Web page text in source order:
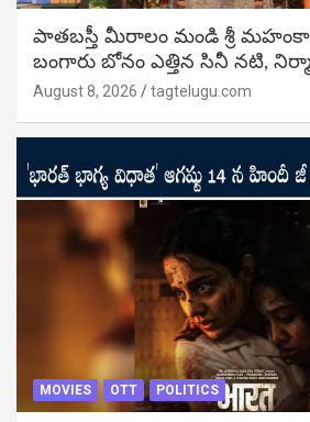
పాతబస్తీ మీరాలం మండి శ్రీ
బంగారు బోనం ఎత్తిన సినీ నటి,
August 8, 2026 tagtelugu.com
MOVIES OTT POLITICS